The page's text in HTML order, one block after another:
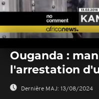
seconds
seconds
Ouganda :
l'arrestation
Dernière MAJ: 13/08/2024